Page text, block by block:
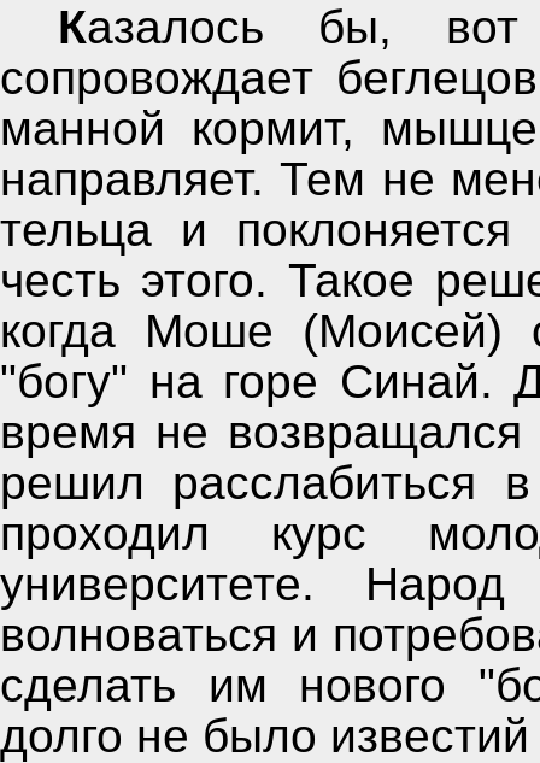
Казалось бы, вот истинный "бог", который
сопровождает
манной кормит,
направляет. Тем не
тельца и
честь этого. Такое
когда Моше (Моисей)
"богу" на горе Синай.
время не
решил расслабиться
проходил курс
университете.
волноваться и
сделать им нового
долго не было